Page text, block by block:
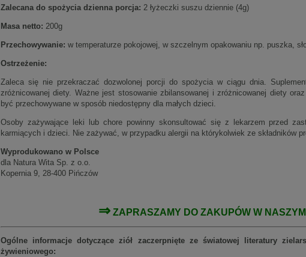
Zalecana do spożycia dzienna porcja: 2 łyżeczki suszu dziennie (4g)
Masa netto: 200g
Przechowywanie: w temperaturze pokojowej, w szczelnym opakowaniu np. puszka,
Ostrzeżenie:
Zaleca się nie przekraczać dozwolonej porcji do spożycia w ciągu dnia.
zróżnicowanej diety. Ważne jest stosowanie zbilansowanej i zróżnicowanej diety
być przechowywane w sposób niedostępny dla małych dzieci.
Osoby zażywające leki lub chore powinny skonsultować się z lekarzem przed
karmiących i dzieci. Nie zażywać, w przypadku alergii na którykolwiek ze składników
Wyprodukowano w Polsce
dla Natura Wita Sp. z o.o.
Kopernia 9, 28-400 Pińczów
⇒ ZAPRASZAMY DO ZAKUPÓW W NASZYM
Ogólne informacje dotyczące ziół zaczerpnięte ze światowej literatury
żywieniowego: